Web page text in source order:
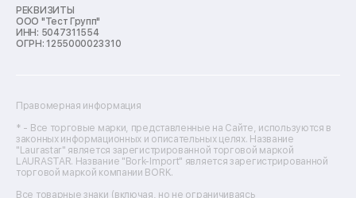
Ремонт морозильных камер
Ремонт отпаривателей
Ремонт плоттеров
Ремонт фенов
Ремонт цифровых биноклей
Ремонт тепловизоров
Ремонт массажных кресел
Ремонт водонагревателей
Ремонт вытяжек
Ремонт источников бесперебойного питания
РЕКВИЗИТЫ
ООО "Тест Групп"
ИНН: 5047311554
ОГРН: 1255000023310
Правомерная информация
* - Все торговые марки, представленные на Сайте, используются в
законных информационных и описательных целях. Название
"Laurastar" является зарегистрированной торговой маркой
LAURASTAR. Название "Bork-Import" является зарегистрированной
торговой маркой компании BORK.
Все товарные знаки (включая, но не ограничиваясь